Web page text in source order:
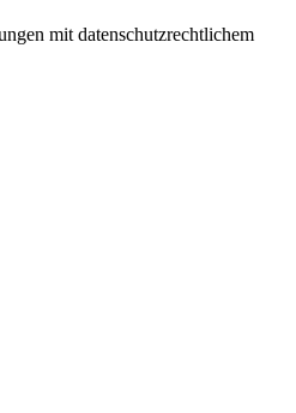
mit datenschutzrechtlichem